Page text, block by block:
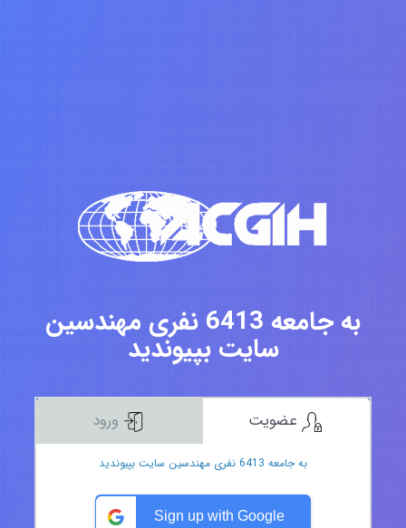
به جامعه 6413 نفری مهندسین
سایت بپیوندید
به جامعه 6413 نفری مهندسین سایت بپیوندید
Sign up with Google